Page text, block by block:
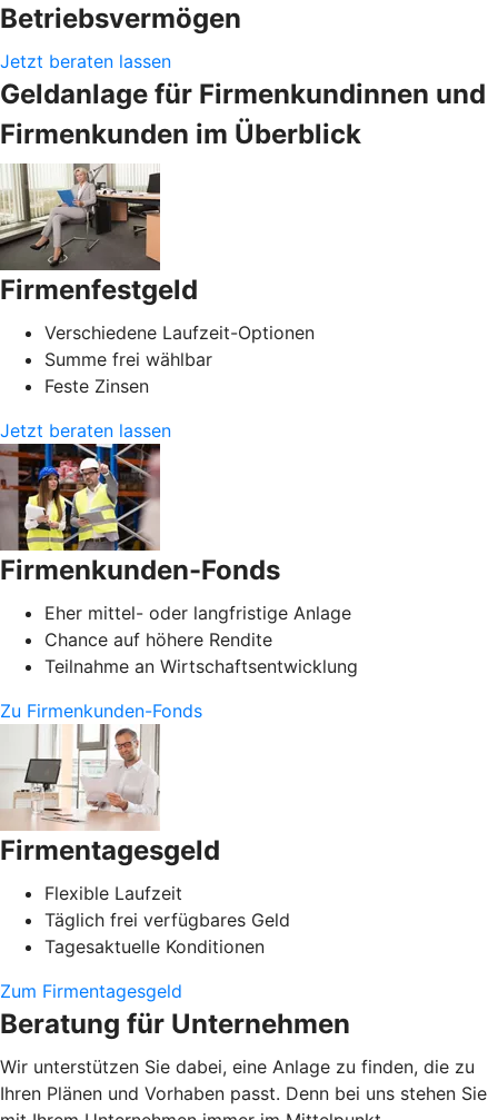
Betriebsvermögen
Jetzt beraten lassen
Geldanlage für Firmenkundinnen und
Firmenkunden im Überblick
Firmenfestgeld
Verschiedene Laufzeit-Optionen
Summe frei wählbar
Feste Zinsen
Jetzt beraten lassen
Firmenkunden-Fonds
Eher mittel- oder langfristige Anlage
Chance auf höhere Rendite
Teilnahme an Wirtschaftsentwicklung
Zu Firmenkunden-Fonds
Firmentagesgeld
Flexible Laufzeit
Täglich frei verfügbares Geld
Tagesaktuelle Konditionen
Zum Firmentagesgeld
Beratung für Unternehmen
Wir unterstützen Sie dabei, eine Anlage zu finden, die zu
Ihren Plänen und Vorhaben passt. Denn bei uns stehen Sie